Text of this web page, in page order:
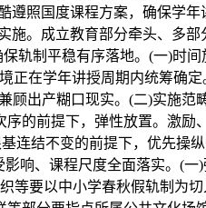
遵照国度课程方案，确保学
施。成立教育部分牵头、多
轨制平稳有序落地。(一)时
正在学年讲授周期内统筹确
顾出产糊口现实。(二)实施
的前提下，弹性放置。激
连结不变的前提下，优先
响、课程尺度全面落实。(
等要以中小学春秋假轨制为